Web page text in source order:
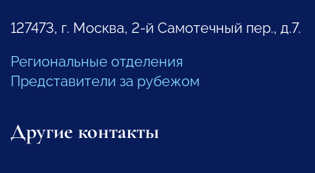
127473, г. Москва, 2-й Самотечный пер., д.7.
Региональные отделения
Представители за рубежом
Другие контакты